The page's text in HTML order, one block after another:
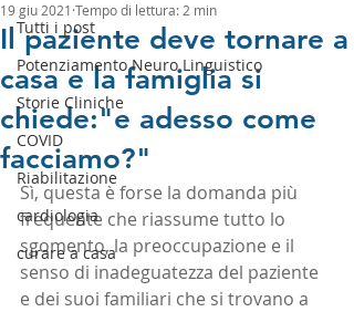
Tutti i post
Potenziamento Neuro Linguistico
Storie Cliniche
COVID
Riabilitazione
cardiologia
curare a casa
Il paziente deve tornare a
casa e la famiglia si
chiede:"e adesso come
facciamo?"
19 giu 2021 Tempo di lettura: 2 min
Sì, questa è forse la domanda più
frequente che riassume tutto lo
sgomento, la preoccupazione e il
senso di inadeguatezza del paziente
e dei suoi familiari che si trovano a